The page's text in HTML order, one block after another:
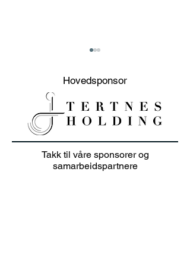
20% sommer salg på
klær i juli 👕🏌️‍♀️
Hovedsponsor
Takk til våre sponsorer og
samarbeidspartnere